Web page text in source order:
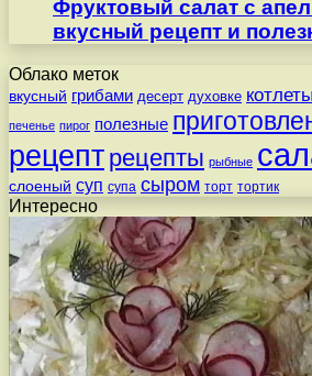
Фруктовый салат с
вкусный рецепт и
Облако меток
вкусный грибами десерт духовке котлеты
печенье пирог полезные
рецепт рецепты рыбные
слоеный суп супа сыром торт тортик
Интересно